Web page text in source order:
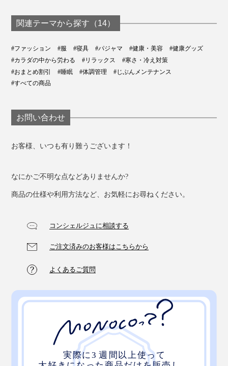
関連テーマから探す（14）
#ファッション #服 #寝具 #パジャマ #健康・美容
#健康グッズ
#カラダの中から労わる
#リラックス
#寒さ・冷え対策
#おまとめ割引
#睡眠 #体調管理
#じぶんメンテナンス
#すべての商品
お問い合わせ
お客様、いつも有り難うございます！
なにかご不明な点などありませんか?
商品の仕様や利用方法など、お気軽にお尋ねください。
コンシェルジュに相談する
ご注文済みのお客様はこちらから
よくあるご質問